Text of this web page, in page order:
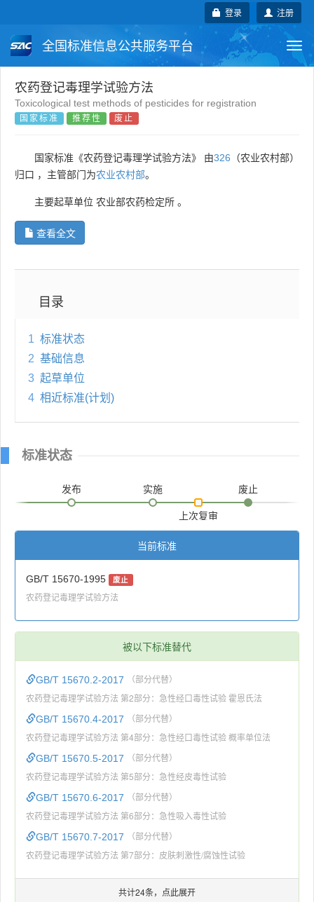
注册
登录
全国标准信息公共服务平台
国家标准 行业标准
团体标准
国外标准 技术委员会
农药登记毒理学试验方法
Toxicological test methods of pesticides for registration
国家标准 推荐性 废止
国家标准《农药登记毒理学试验方法》 由326 （农业农村部）
归口 ，主管部门为农业农村部。
主要起草单位 农业部农药检定所 。
查看全文
目录
1 标准状态
2 基础信息
3 起草单位
4 相近标准(计划)
标准状态
发布 实施
上次复审
废止
当前标准
GB/T 15670-1995 废止
农药登记毒理学试验方法
被以下标准替代
GB/T 15670.2-2017 （部分代替）
农药登记毒理学试验方法 第2部分：急性经口毒性试验 霍恩氏法
GB/T 15670.4-2017 （部分代替）
农药登记毒理学试验方法 第4部分：急性经口毒性试验 概率单位法
GB/T 15670.5-2017 （部分代替）
农药登记毒理学试验方法 第5部分：急性经皮毒性试验
GB/T 15670.6-2017 （部分代替）
农药登记毒理学试验方法 第6部分：急性吸入毒性试验
GB/T 15670.7-2017 （部分代替）
农药登记毒理学试验方法 第7部分：皮肤刺激性/腐蚀性试验
共计24条，点此展开